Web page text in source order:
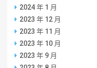
2024 年 1 月
2023 年 12 月
2023 年 11 月
2023 年 10 月
2023 年 9 月